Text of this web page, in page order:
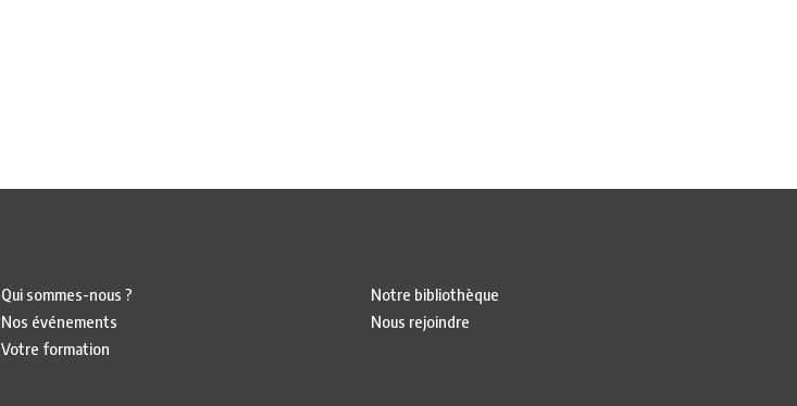
Qui sommes-nous ?
Nos événements
Votre formation
Notre bibliothèque
Nous rejoindre